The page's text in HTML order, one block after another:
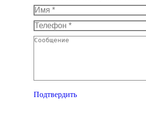
Имя *
Телефон *
Сообщение
Подтвердить